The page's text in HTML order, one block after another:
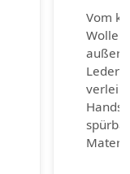
Vom
Wolle